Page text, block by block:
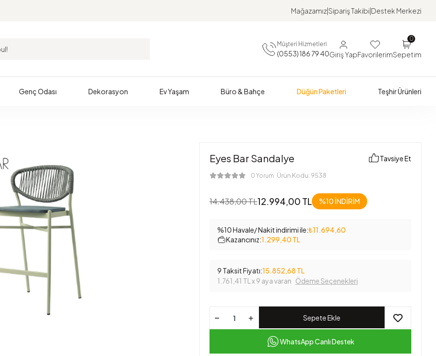
MağazamızSipariş Takibi Destek Merkezi
Müşteri Hizmetleri
(0553) 186 79 40Giriş YapFavorilerim
0
Sepetim
Genç Odası Dekorasyon Ev Yaşam Büro & Bahçe Düğün Paketleri Teşhir Ürünleri
Eyes Bar Sandalye
0 Yorum Ürün Kodu: 9538
Tavsiye Et
14.438,00 TL12.994,00 TL %10 İNDİRİM
%10 Havale/ Nakit indirimi ile:₺11.694,60
Kazancınız:1.299,40 TL
9 Taksit Fiyatı:15.852,68 TL
1.761,41 TL x 9 aya varan Ödeme Seçenekleri
Sepete Ekle
WhatsApp Canlı Destek